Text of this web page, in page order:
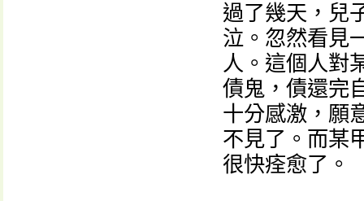
過了幾天，兒
泣。忽然看見
人。這個人對
債鬼，債還完
十分感激，願
不見了。而某
很快痊愈了。